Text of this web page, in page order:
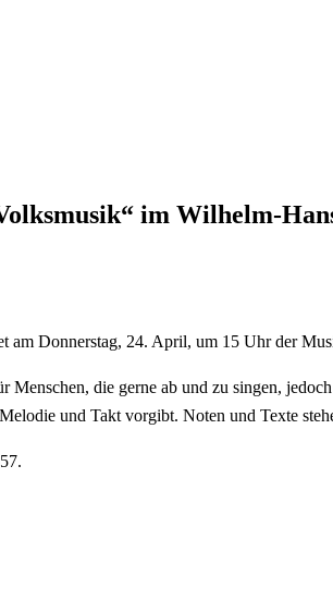
im Wilhelm-
am Donnerstag, 24. April, um 15 Uhr der
Menschen, die gerne ab und zu singen,
und Takt vorgibt. Noten und Texte